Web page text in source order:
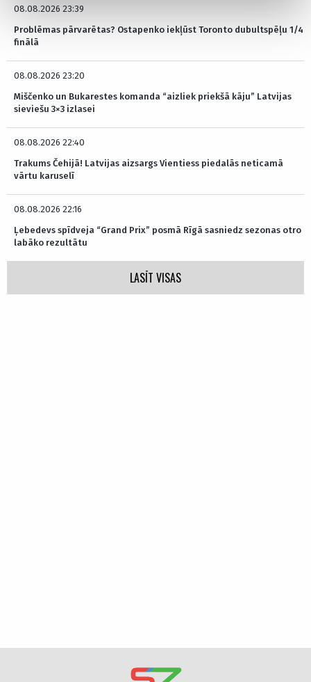
08.08.2026 23:39
Problēmas pārvarētas? Ostapenko iekļūst Toronto dubultspēļu 1/4
finālā
08.08.2026 23:20
Miščenko un Bukarestes komanda “aizliek priekšā kāju” Latvijas
sieviešu 3×3 izlasei
08.08.2026 22:40
Trakums Čehijā! Latvijas aizsargs Vientiess piedalās neticamā
vārtu karuselī
08.08.2026 22:16
Ļebedevs spīdveja “Grand Prix” posmā Rīgā sasniedz sezonas otro
labāko rezultātu
LASĪT VISAS